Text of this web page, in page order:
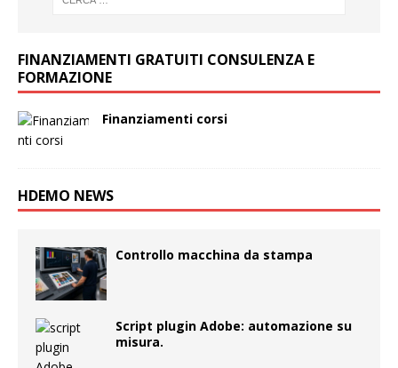
FINANZIAMENTI GRATUITI CONSULENZA E
FORMAZIONE
Finanziamenti corsi
HDEMO NEWS
Controllo macchina da stampa
Script plugin Adobe: automazione su
misura.